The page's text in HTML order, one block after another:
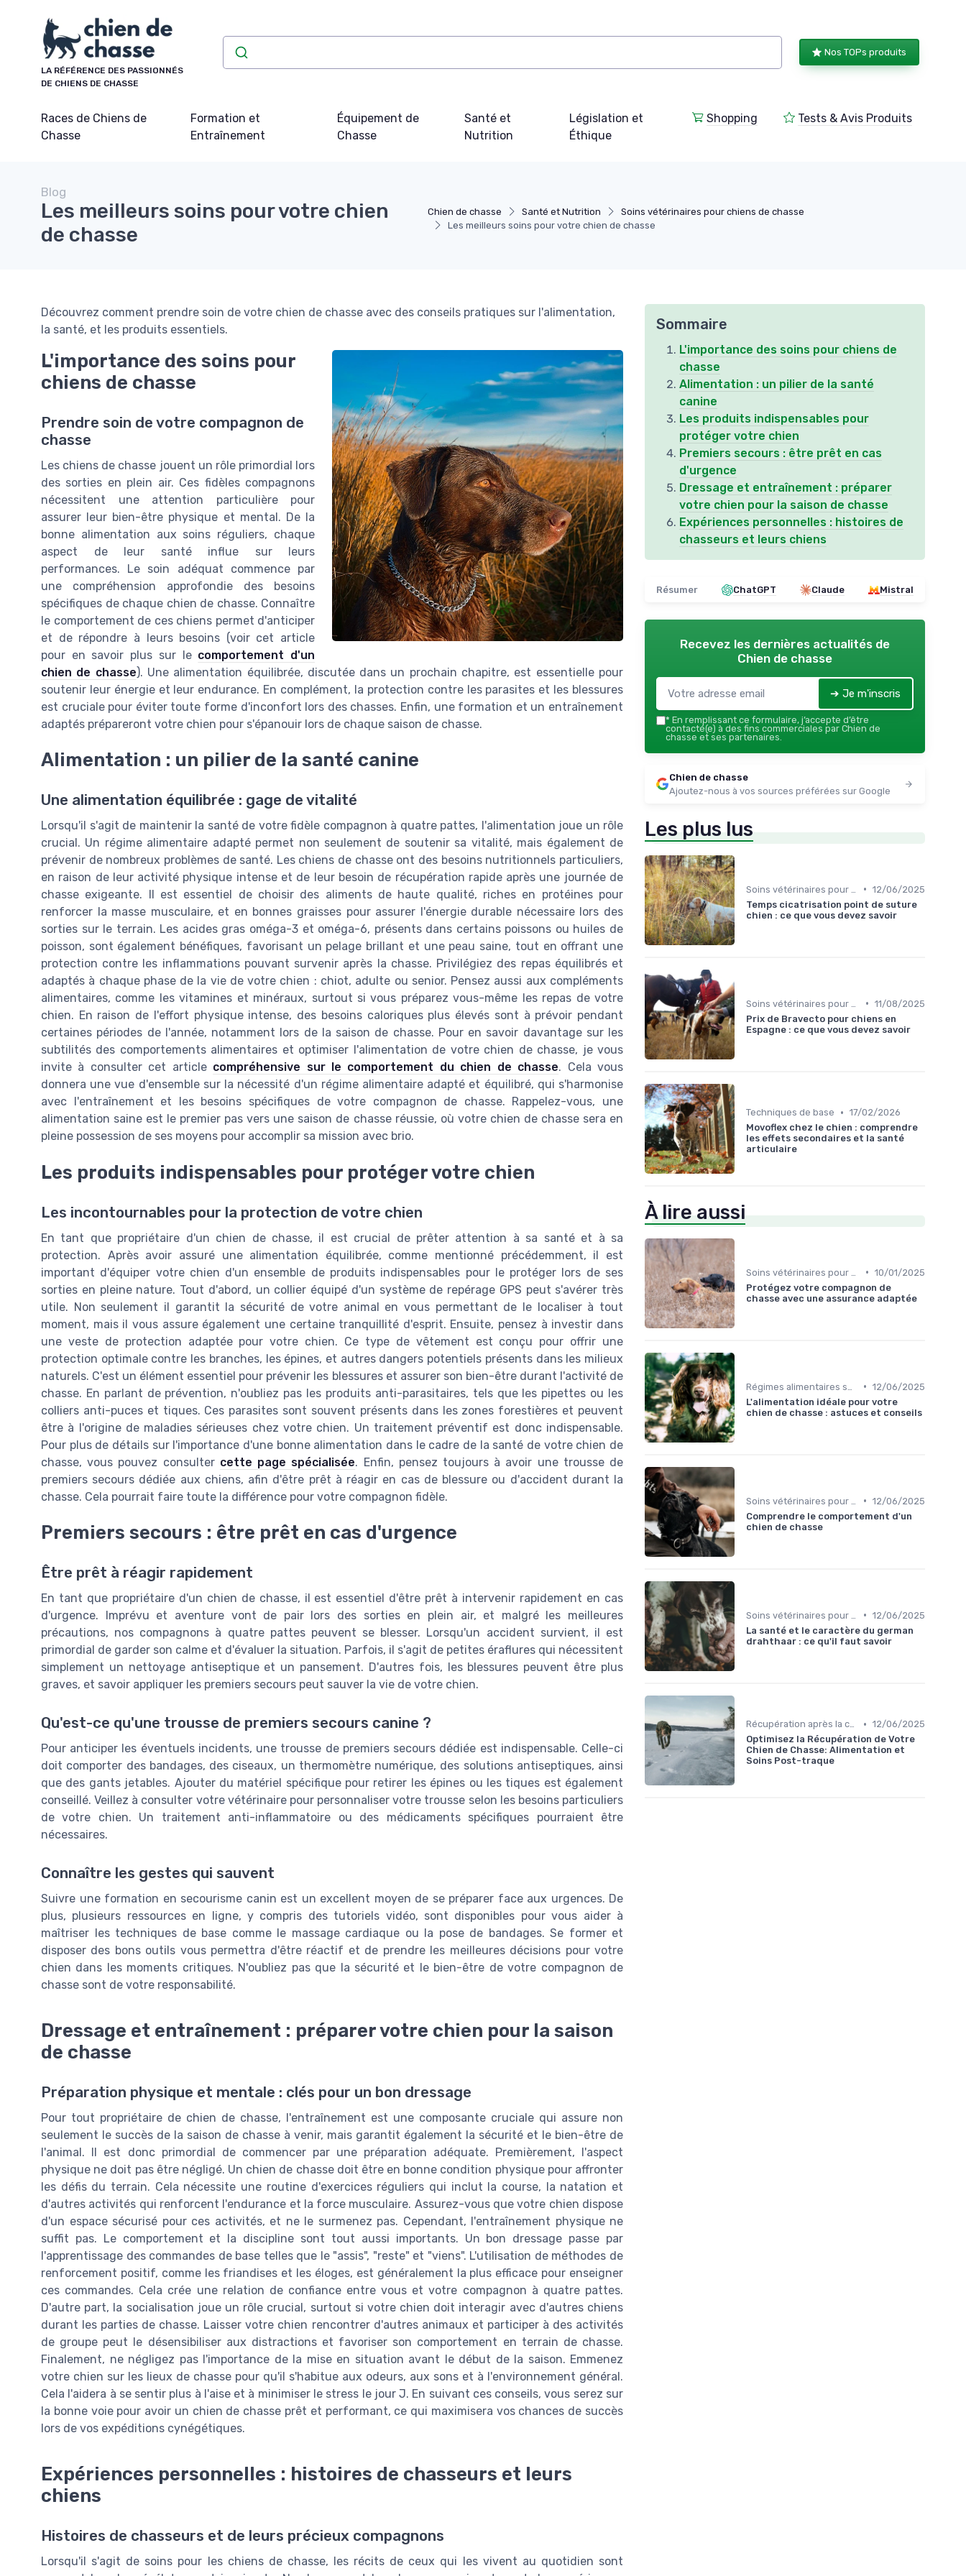
LA RÉFÉRENCE DES PASSIONNÉS
DE CHIENS DE CHASSE
Nos TOPs produits
Races de Chiens de
Chasse
Formation et
Entraînement
Équipement de
Chasse
Santé et
Nutrition
Législation et
Éthique
Shopping Tests & Avis Produits
Chien de chasse Santé et Nutrition
Soins vétérinaires pour chiens de chasse
Les meilleurs soins pour votre chien de chasse
Blog
Les meilleurs soins pour votre chien
de chasse
Découvrez comment prendre soin de votre chien de chasse avec des conseils pratiques sur l'alimentation,
la santé, et les produits essentiels.
L'importance des soins pour
chiens de chasse
Prendre soin de votre compagnon de
chasse
Les chiens de chasse jouent un rôle primordial lors
des sorties en plein air. Ces fidèles compagnons
nécessitent une attention particulière pour
assurer leur bien-être physique et mental. De la
bonne alimentation aux soins réguliers, chaque
aspect de leur santé influe sur leurs
performances. Le soin adéquat commence par
une compréhension approfondie des besoins
spécifiques de chaque chien de chasse. Connaître
le comportement de ces chiens permet d'anticiper
et de répondre à leurs besoins (voir cet article
pour en savoir plus sur le comportement d'un
chien de chasse). Une alimentation équilibrée, discutée dans un prochain chapitre, est essentielle pour
soutenir leur énergie et leur endurance. En complément, la protection contre les parasites et les blessures
est cruciale pour éviter toute forme d'inconfort lors des chasses. Enfin, une formation et un entraînement
adaptés prépareront votre chien pour s'épanouir lors de chaque saison de chasse.
Alimentation : un pilier de la santé canine
Une alimentation équilibrée : gage de vitalité
Lorsqu'il s'agit de maintenir la santé de votre fidèle compagnon à quatre pattes, l'alimentation joue un rôle
crucial. Un régime alimentaire adapté permet non seulement de soutenir sa vitalité, mais également de
prévenir de nombreux problèmes de santé. Les chiens de chasse ont des besoins nutritionnels particuliers,
en raison de leur activité physique intense et de leur besoin de récupération rapide après une journée de
chasse exigeante. Il est essentiel de choisir des aliments de haute qualité, riches en protéines pour
renforcer la masse musculaire, et en bonnes graisses pour assurer l'énergie durable nécessaire lors des
sorties sur le terrain. Les acides gras oméga-3 et oméga-6, présents dans certains poissons ou huiles de
poisson, sont également bénéfiques, favorisant un pelage brillant et une peau saine, tout en offrant une
protection contre les inflammations pouvant survenir après la chasse. Privilégiez des repas équilibrés et
adaptés à chaque phase de la vie de votre chien : chiot, adulte ou senior. Pensez aussi aux compléments
alimentaires, comme les vitamines et minéraux, surtout si vous préparez vous-même les repas de votre
chien. En raison de l'effort physique intense, des besoins caloriques plus élevés sont à prévoir pendant
certaines périodes de l'année, notamment lors de la saison de chasse. Pour en savoir davantage sur les
subtilités des comportements alimentaires et optimiser l'alimentation de votre chien de chasse, je vous
invite à consulter cet article compréhensive sur le comportement du chien de chasse. Cela vous
donnera une vue d'ensemble sur la nécessité d'un régime alimentaire adapté et équilibré, qui s'harmonise
avec l'entraînement et les besoins spécifiques de votre compagnon de chasse. Rappelez-vous, une
alimentation saine est le premier pas vers une saison de chasse réussie, où votre chien de chasse sera en
pleine possession de ses moyens pour accomplir sa mission avec brio.
Les produits indispensables pour protéger votre chien
Les incontournables pour la protection de votre chien
En tant que propriétaire d'un chien de chasse, il est crucial de prêter attention à sa santé et à sa
protection. Après avoir assuré une alimentation équilibrée, comme mentionné précédemment, il est
important d'équiper votre chien d'un ensemble de produits indispensables pour le protéger lors de ses
sorties en pleine nature. Tout d'abord, un collier équipé d'un système de repérage GPS peut s'avérer très
utile. Non seulement il garantit la sécurité de votre animal en vous permettant de le localiser à tout
moment, mais il vous assure également une certaine tranquillité d'esprit. Ensuite, pensez à investir dans
une veste de protection adaptée pour votre chien. Ce type de vêtement est conçu pour offrir une
protection optimale contre les branches, les épines, et autres dangers potentiels présents dans les milieux
naturels. C'est un élément essentiel pour prévenir les blessures et assurer son bien-être durant l'activité de
chasse. En parlant de prévention, n'oubliez pas les produits anti-parasitaires, tels que les pipettes ou les
colliers anti-puces et tiques. Ces parasites sont souvent présents dans les zones forestières et peuvent
être à l'origine de maladies sérieuses chez votre chien. Un traitement préventif est donc indispensable.
Pour plus de détails sur l'importance d'une bonne alimentation dans le cadre de la santé de votre chien de
chasse, vous pouvez consulter cette page spécialisée. Enfin, pensez toujours à avoir une trousse de
premiers secours dédiée aux chiens, afin d'être prêt à réagir en cas de blessure ou d'accident durant la
chasse. Cela pourrait faire toute la différence pour votre compagnon fidèle.
Premiers secours : être prêt en cas d'urgence
Être prêt à réagir rapidement
En tant que propriétaire d'un chien de chasse, il est essentiel d'être prêt à intervenir rapidement en cas
d'urgence. Imprévu et aventure vont de pair lors des sorties en plein air, et malgré les meilleures
précautions, nos compagnons à quatre pattes peuvent se blesser. Lorsqu'un accident survient, il est
primordial de garder son calme et d'évaluer la situation. Parfois, il s'agit de petites éraflures qui nécessitent
simplement un nettoyage antiseptique et un pansement. D'autres fois, les blessures peuvent être plus
graves, et savoir appliquer les premiers secours peut sauver la vie de votre chien.
Qu'est-ce qu'une trousse de premiers secours canine ?
Pour anticiper les éventuels incidents, une trousse de premiers secours dédiée est indispensable. Celle-ci
doit comporter des bandages, des ciseaux, un thermomètre numérique, des solutions antiseptiques, ainsi
que des gants jetables. Ajouter du matériel spécifique pour retirer les épines ou les tiques est également
conseillé. Veillez à consulter votre vétérinaire pour personnaliser votre trousse selon les besoins particuliers
de votre chien. Un traitement anti-inflammatoire ou des médicaments spécifiques pourraient être
nécessaires.
Connaître les gestes qui sauvent
Suivre une formation en secourisme canin est un excellent moyen de se préparer face aux urgences. De
plus, plusieurs ressources en ligne, y compris des tutoriels vidéo, sont disponibles pour vous aider à
maîtriser les techniques de base comme le massage cardiaque ou la pose de bandages. Se former et
disposer des bons outils vous permettra d'être réactif et de prendre les meilleures décisions pour votre
chien dans les moments critiques. N'oubliez pas que la sécurité et le bien-être de votre compagnon de
chasse sont de votre responsabilité.
Dressage et entraînement : préparer votre chien pour la saison
de chasse
Préparation physique et mentale : clés pour un bon dressage
Pour tout propriétaire de chien de chasse, l'entraînement est une composante cruciale qui assure non
seulement le succès de la saison de chasse à venir, mais garantit également la sécurité et le bien-être de
l'animal. Il est donc primordial de commencer par une préparation adéquate. Premièrement, l'aspect
physique ne doit pas être négligé. Un chien de chasse doit être en bonne condition physique pour affronter
les défis du terrain. Cela nécessite une routine d'exercices réguliers qui inclut la course, la natation et
d'autres activités qui renforcent l'endurance et la force musculaire. Assurez-vous que votre chien dispose
d'un espace sécurisé pour ces activités, et ne le surmenez pas. Cependant, l'entraînement physique ne
suffit pas. Le comportement et la discipline sont tout aussi importants. Un bon dressage passe par
l'apprentissage des commandes de base telles que le "assis", "reste" et "viens". L'utilisation de méthodes de
renforcement positif, comme les friandises et les éloges, est généralement la plus efficace pour enseigner
ces commandes. Cela crée une relation de confiance entre vous et votre compagnon à quatre pattes.
D'autre part, la socialisation joue un rôle crucial, surtout si votre chien doit interagir avec d'autres chiens
durant les parties de chasse. Laisser votre chien rencontrer d'autres animaux et participer à des activités
de groupe peut le désensibiliser aux distractions et favoriser son comportement en terrain de chasse.
Finalement, ne négligez pas l'importance de la mise en situation avant le début de la saison. Emmenez
votre chien sur les lieux de chasse pour qu'il s'habitue aux odeurs, aux sons et à l'environnement général.
Cela l'aidera à se sentir plus à l'aise et à minimiser le stress le jour J. En suivant ces conseils, vous serez sur
la bonne voie pour avoir un chien de chasse prêt et performant, ce qui maximisera vos chances de succès
lors de vos expéditions cynégétiques.
Expériences personnelles : histoires de chasseurs et leurs
chiens
Histoires de chasseurs et de leurs précieux compagnons
Lorsqu'il s'agit de soins pour les chiens de chasse, les récits de ceux qui les vivent au quotidien sont
Sommaire
L'importance des soins pour chiens de
chasse
Alimentation : un pilier de la santé
canine
Les produits indispensables pour
protéger votre chien
Premiers secours : être prêt en cas
d'urgence
Dressage et entraînement : préparer
votre chien pour la saison de chasse
Expériences personnelles : histoires de
chasseurs et leurs chiens
Résumer ChatGPT Claude Mistral
Recevez les dernières actualités de
Chien de chasse
➔ Je m'inscris
* En remplissant ce formulaire, j’accepte d’être
contacté(e) à des fins commerciales par Chien de
chasse et ses partenaires.
Chien de chasse
Ajoutez-nous à vos sources préférées sur Google
Les plus lus
• 12/06/2025
Temps cicatrisation point de suture
chien : ce que vous devez savoir
• 11/08/2025
Prix de Bravecto pour chiens en
Espagne : ce que vous devez savoir
Techniques de base • 17/02/2026
Movoflex chez le chien : comprendre
les effets secondaires et la santé
articulaire
À lire aussi
• 10/01/2025
Protégez votre compagnon de
chasse avec une assurance adaptée
• 12/06/2025
L'alimentation idéale pour votre
chien de chasse : astuces et conseils
• 12/06/2025
Comprendre le comportement d'un
chien de chasse
• 12/06/2025
La santé et le caractère du german
drahthaar : ce qu'il faut savoir
Récupération après la chasse • 12/06/2025
Optimisez la Récupération de Votre
Chien de Chasse: Alimentation et
Soins Post-traque